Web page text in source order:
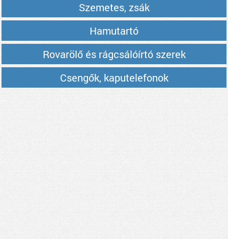
Szemetes, zsák
Hamutartó
Rovarölő és rágcsálóírtó szerek
Csengők, kaputelefonok